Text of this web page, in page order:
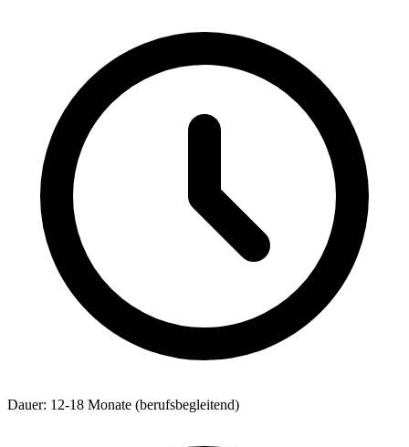
Dauer: 12-18 Monate (berufsbegleitend)